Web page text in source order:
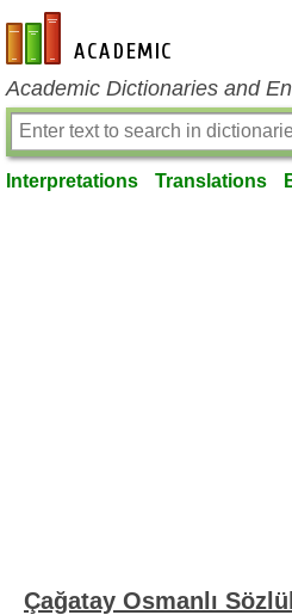
en-academic.com
Academic Dictionaries and
Interpretations Translations
Çağatay Osmanlı